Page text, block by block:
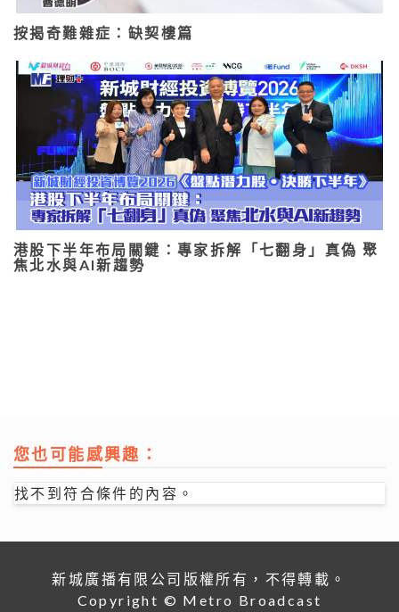
按揭奇難雜症：缺契樓篇
港股下半年布局關鍵：專家拆解「七翻身」真偽 聚
焦北水與AI新趨勢
您也可能感興趣：
找不到符合條件的內容。
新城廣播有限公司版權所有，不得轉載。
Copyright © Metro Broadcast